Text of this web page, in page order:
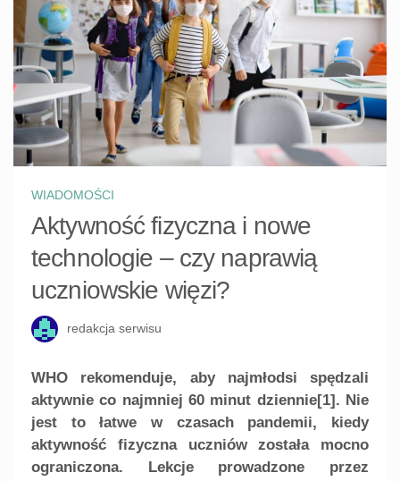
WIADOMOŚCI
Aktywność fizyczna i nowe
technologie – czy naprawią
uczniowskie więzi?
redakcja serwisu
WHO rekomenduje, aby najmłodsi spędzali
aktywnie co najmniej 60 minut dziennie[1]. Nie
jest to łatwe w czasach pandemii, kiedy
aktywność fizyczna uczniów została mocno
ograniczona. Lekcje prowadzone przez